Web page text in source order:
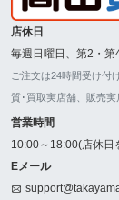
店休日
毎週日曜日、第2・
ご注文は24時間受け付
質･買取実店舗、販売実
営業時間
10:00～18:00(店休日
Eメール